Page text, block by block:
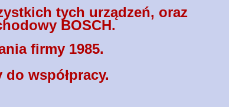
tych urządzeń, oraz
BOSCH.
firmy 1985.
do współpracy.